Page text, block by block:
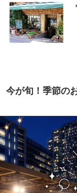
今が旬！季節の